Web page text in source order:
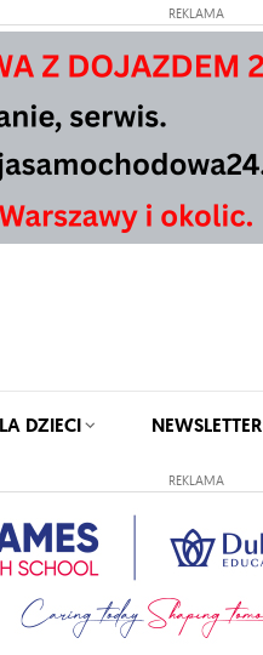
REKLAMA
DZIECI NEWSLETTER
REKLAMA